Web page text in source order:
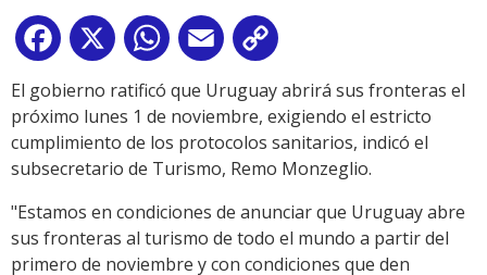
Facebook
X WhatsApp
Email
Link
El gobierno ratificó que Uruguay abrirá sus fronteras el
próximo lunes 1 de noviembre, exigiendo el estricto
cumplimiento de los protocolos sanitarios, indicó el
subsecretario de Turismo, Remo Monzeglio.
"Estamos en condiciones de anunciar que Uruguay abre
sus fronteras al turismo de todo el mundo a partir del
primero de noviembre y con condiciones que den